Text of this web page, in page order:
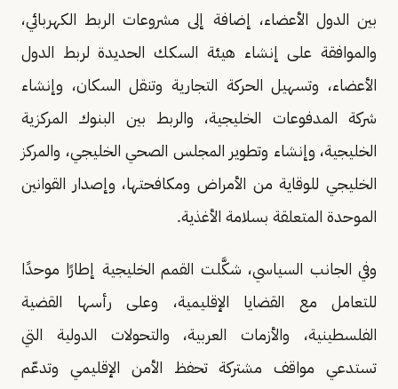
بين الدول الأعضاء، إضافة إلى مشروعات الربط الكهربائي،
والموافقة على إنشاء هيئة السكك الحديدة لربط الدول
الأعضاء، وتسهيل الحركة التجارية وتنقل السكان، وإنشاء
شركة المدفوعات الخليجية، والربط بين البنوك المركزية
الخليجية، وإنشاء وتطوير المجلس الصحي الخليجي، والمركز
الخليجي للوقاية من الأمراض ومكافحتها، وإصدار القوانين
الموحدة المتعلقة بسلامة الأغذية.
وفي الجانب السياسي، شكَّلت القمم الخليجية إطارًا موحدًا
للتعامل مع القضايا الإقليمية، وعلى رأسها القضية
الفلسطينية، والأزمات العربية، والتحولات الدولية التي
تستدعي مواقف مشتركة تحفظ الأمن الإقليمي وتدعّم